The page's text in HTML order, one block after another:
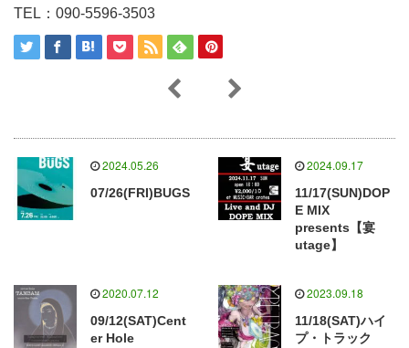
TEL：090-5596-3503
2024.05.26
07/26(FRI)BUGS
2024.09.17
11/17(SUN)DOP
E MIX
presents【宴
utage】
2020.07.12
09/12(SAT)Cent
er Hole
2023.09.18
11/18(SAT)ハイ
プ・トラック